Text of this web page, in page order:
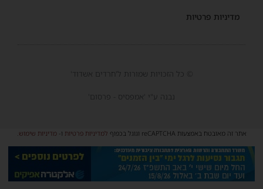
מדיניות פרטיות
© כל הזכויות שמורות ל'חרדים אשדוד'
נבנה ע"י 'אמפסיס - פרסום'
אתר זה מאובטח באמצעות reCAPTCHA וגוגל בכפוף למדיניות פרטיותו-מדיניות שימוש.